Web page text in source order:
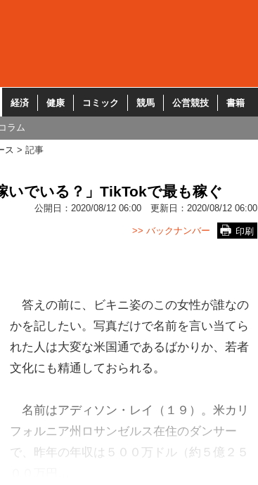
経済 健康 コミック 競馬 公営競技 書籍
コラム
ス 記事
いでいる？」TikTokで最も稼ぐ
公開日： 2020/08/12 06:00 更新日： 2020/08/12 06:00
印刷
>> バックナンバー
答えの前に、ビキニ姿のこの女性が誰なの
かを記したい。写真だけで名前を言い当てら
れた人は大変な米国通であるばかりか、若者
文化にも精通しておられる。
名前はアディソン・レイ（１９）。米カリ
フォルニア州ロサンゼルス在住のダンサー
で、昨年の年収は５００万ドル（約５億２５